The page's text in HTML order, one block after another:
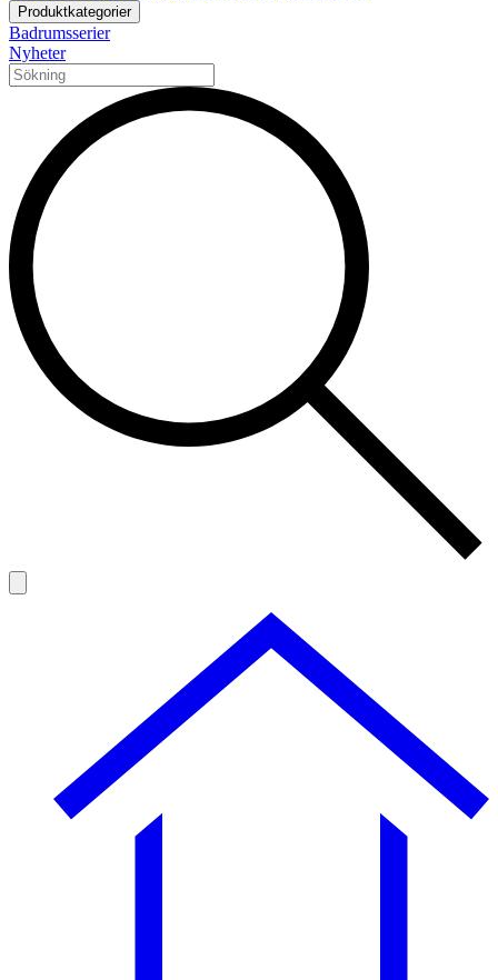
Produktkategorier
Badrumsserier
Nyheter